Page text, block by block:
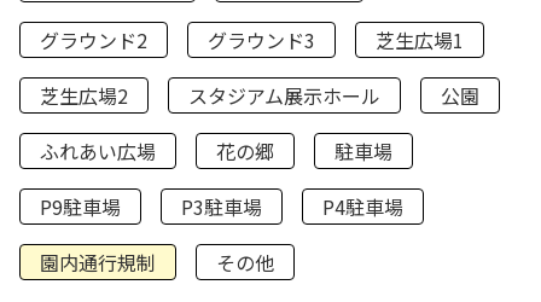
グラウンド2
グラウンド3
芝生広場1
芝生広場2
スタジアム展示ホール
公園
ふれあい広場
花の郷
駐車場
P9駐車場
P3駐車場
P4駐車場
園内通行規制
その他